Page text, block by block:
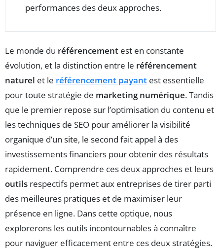
performances des deux approches.
Le monde du référencement est en constante
évolution, et la distinction entre le référencement
naturel et le référencement payant est essentielle
pour toute stratégie de marketing numérique. Tandis
que le premier repose sur l’optimisation du contenu et
les techniques de SEO pour améliorer la visibilité
organique d’un site, le second fait appel à des
investissements financiers pour obtenir des résultats
rapidement. Comprendre ces deux approches et leurs
outils respectifs permet aux entreprises de tirer parti
des meilleures pratiques et de maximiser leur
présence en ligne. Dans cette optique, nous
explorerons les outils incontournables à connaître
pour naviguer efficacement entre ces deux stratégies.